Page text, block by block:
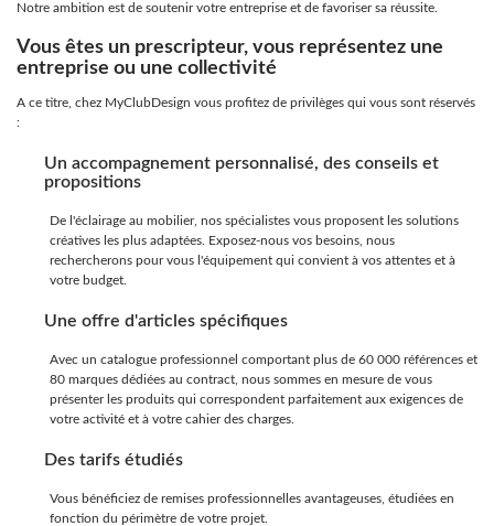
Notre ambition est de soutenir votre entreprise et de favoriser sa réussite.
Vous êtes un prescripteur, vous représentez une
entreprise ou une collectivité
A ce titre, chez MyClubDesign vous profitez de privilèges qui vous sont réservés
:
Un accompagnement personnalisé, des conseils et
propositions
De l'éclairage au mobilier, nos spécialistes vous proposent les solutions
créatives les plus adaptées. Exposez-nous vos besoins, nous
rechercherons pour vous l'équipement qui convient à vos attentes et à
votre budget.
Une offre d'articles spécifiques
Avec un catalogue professionnel comportant plus de 60 000 références et
80 marques dédiées au contract, nous sommes en mesure de vous
présenter les produits qui correspondent parfaitement aux exigences de
votre activité et à votre cahier des charges.
Des tarifs étudiés
Vous bénéficiez de remises professionnelles avantageuses, étudiées en
fonction du périmètre de votre projet.